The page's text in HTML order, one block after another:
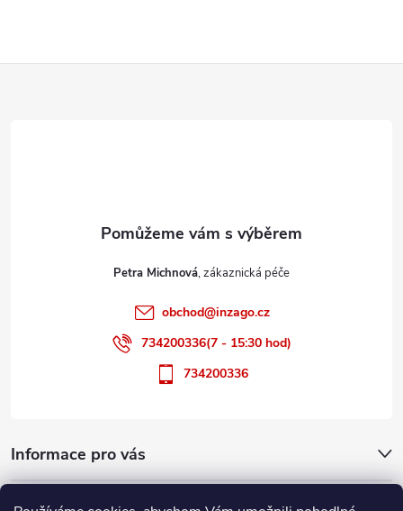
Informace pro vás
Přijímáme online platby
Petra Michnová
obchod@inzago.cz
734200336(7 - 15:30 hod)
734200336